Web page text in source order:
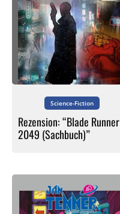
Science-Fiction
Rezension: “Blade Runner
2049 (Sachbuch)”